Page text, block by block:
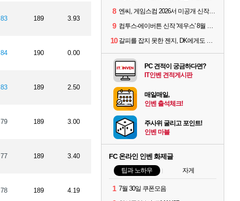
83 189 3.93
84 190 0.00
83 189 2.50
79 189 3.00
77 189 3.40
78 189 4.19
8 엔씨, 게임스컴 2026서 미공개 신작 최초 공개
9 컴투스-에이버튼 신작 '제우스' 8월 26일 출시…"모두를 위한 경쟁"
10 갈피를 잡지 못한 젠지, DK에게도 0:2 패배
PC 견적이 궁금하다면?
IT인벤 견적게시판
매일매일,
인벤 출석체크!
주사위 굴리고 포인트!
인벤 마블
FC 온라인 인벤 화제글
팁과 노하우 자게
1 7월 30일 쿠폰모음